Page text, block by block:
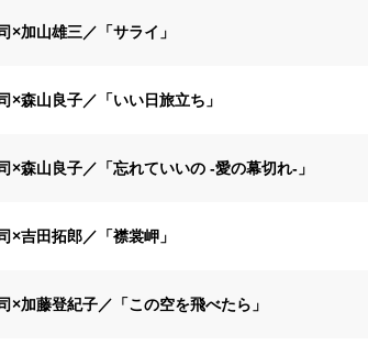
×加山雄三／「サライ」
×森山良子／「いい日旅立ち」
×森山良子／「忘れていいの -愛の幕切れ-」
×吉田拓郎／「襟裳岬」
×加藤登紀子／「この空を飛べたら」